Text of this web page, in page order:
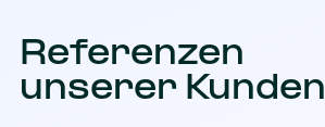
Referenzen
unserer Kunden